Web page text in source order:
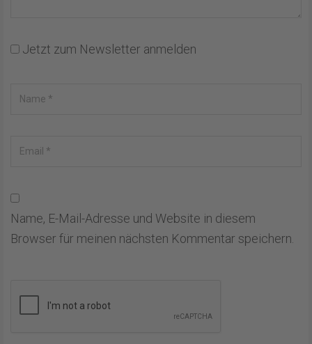
Jetzt zum Newsletter anmelden
Name, E-Mail-Adresse und Website in diesem
Browser für meinen nächsten Kommentar speichern.